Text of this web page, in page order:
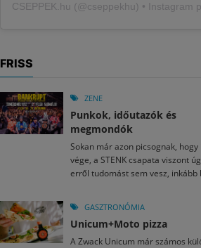
CSEPPEK.hu (@cseppekhu ) • Instagram photos
FRISS
ZENE
Punkok, időutazók és
megmondók
Sokan már azon picsognak,
vége, a STENK csapata viszont
erről tudomást sem vesz, inkább
GASZTRONÓMIA
Unicum+Moto pizza
A Zwack Unicum már számos